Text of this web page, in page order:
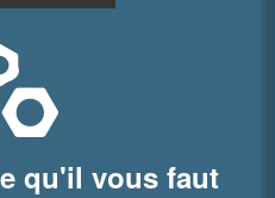
qu'il vous faut